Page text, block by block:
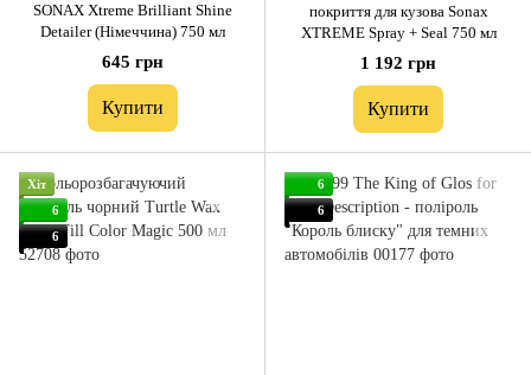
SONAX Xtreme Brilliant Shine
Detailer (Німеччина) 750 мл
645 грн
Купити
покриття для кузова Sonax
XTREME Spray + Seal 750 мл
1 192 грн
Купити
Хіт
6
6
6
6